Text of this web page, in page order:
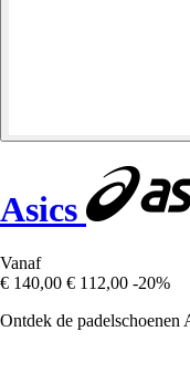
Asics
Vanaf
€ 140,00 € 112,00 -20%
Ontdek de padelschoenen